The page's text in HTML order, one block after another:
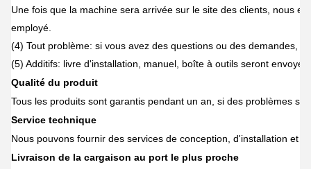
Une fois que la machine sera arrivée sur le site des clients, nous
employé.
(4) Tout problème: si vous avez des questions ou des demandes,
(5) Additifs: livre d'installation, manuel, boîte à outils seront
Qualité du produit
Tous les produits sont garantis pendant un an, si des problèmes
Service technique
Nous pouvons fournir des services de conception, d'installation et
Livraison de la cargaison au port le plus proche